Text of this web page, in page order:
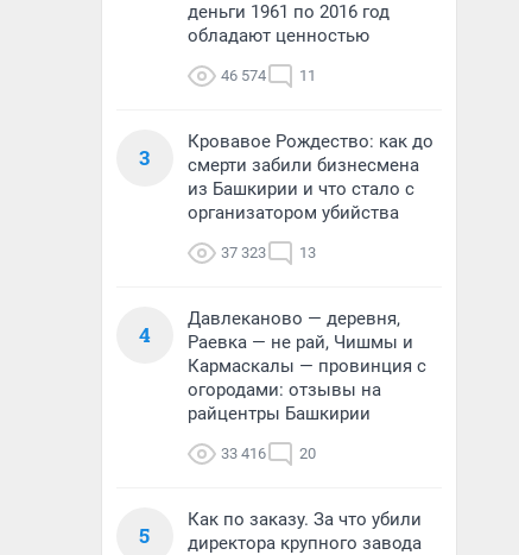
деньги 1961 по 2016 год
обладают ценностью
46 574 11
3
Кровавое Рождество: как до
смерти забили бизнесмена
из Башкирии и что стало с
организатором убийства
37 323 13
4
Давлеканово — деревня,
Раевка — не рай, Чишмы и
Кармаскалы — провинция с
огородами: отзывы на
райцентры Башкирии
33 416 20
5
Как по заказу. За что убили
директора крупного завода